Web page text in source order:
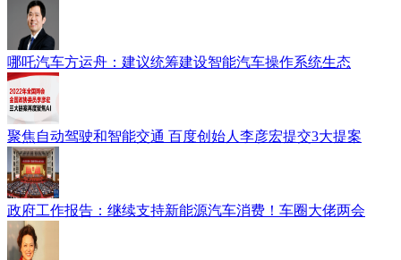
哪吒汽车方运舟：建议统筹建设智能汽车操作系统生态
聚焦自动驾驶和智能交通 百度创始人李彦宏提交3大提案
政府工作报告：继续支持新能源汽车消费！车圈大佬两会